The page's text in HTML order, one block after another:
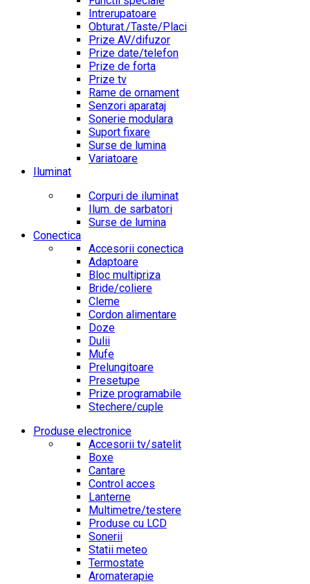
Intrerupatoare
Obturat./Taste/Placi
Prize AV/difuzor
Prize date/telefon
Prize de forta
Prize tv
Rame de ornament
Senzori aparataj
Sonerie modulara
Suport fixare
Surse de lumina
Variatoare
Iluminat
Corpuri de iluminat
Ilum. de sarbatori
Surse de lumina
Conectica
Accesorii conectica
Adaptoare
Bloc multipriza
Bride/coliere
Cleme
Cordon alimentare
Doze
Dulii
Mufe
Prelungitoare
Presetupe
Prize programabile
Stechere/cuple
Produse electronice
Accesorii tv/satelit
Boxe
Cantare
Control acces
Lanterne
Multimetre/testere
Produse cu LCD
Sonerii
Statii meteo
Termostate
Aromaterapie